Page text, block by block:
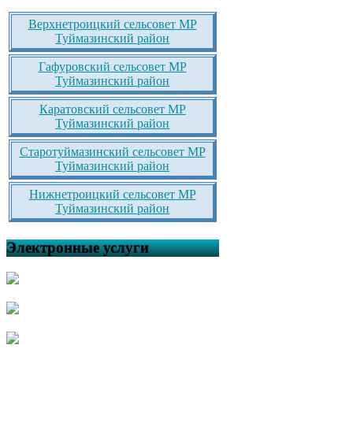
Верхнетроицкий сельсовет МР
Туймазинский район
Гафуровский сельсовет МР
Туймазинский район
Каратовский сельсовет МР
Туймазинский район
Старотуймазинский сельсовет МР
Туймазинский район
Нижнетроицкий сельсовет МР
Туймазинский район
Электронные услуги